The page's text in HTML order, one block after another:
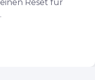
Reset für